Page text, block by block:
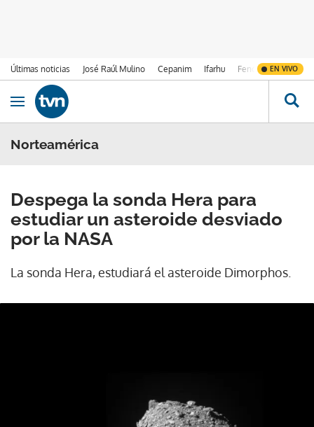
Últimas noticias José Raúl Mulino Cepanim Ifarhu Fenómeno de El
EN VIVO
Ir al contenido
Obrir navegació
Norteamérica
Despega la sonda Hera para
estudiar un asteroide desviado
por la NASA
La sonda Hera, estudiará el asteroide Dimorphos.